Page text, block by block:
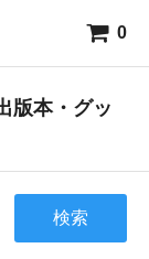
0
版本・グッ
検索